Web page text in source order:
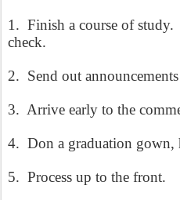
1. Finish a course of study.
check.
2. Send out
3. Arrive early to the
4. Don a graduation gown,
5. Process up to the front.